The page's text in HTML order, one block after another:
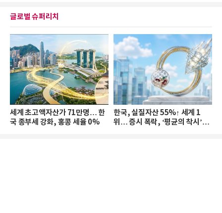
글로벌 슈퍼리치
세계 초고액자산가 71만명… 한
국 종부세 강화, 홍콩 세율 0%
한국, 실질자산 55%↑ 세계 1
위… 증시 폭락, ‘평균의 착시’와